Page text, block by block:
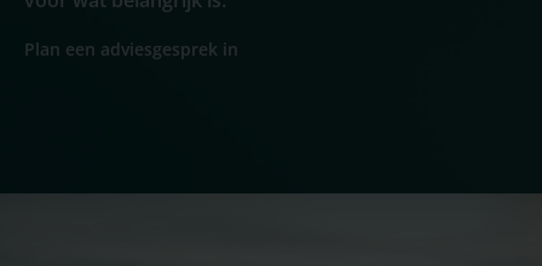
Plan een adviesgesprek in